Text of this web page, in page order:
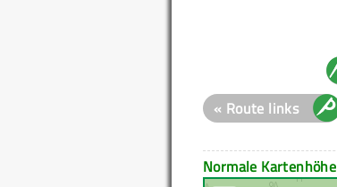
« Route links
Normale Kartenhöhe